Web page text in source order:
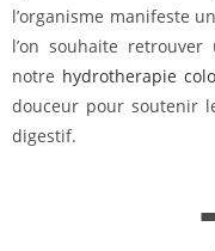
l’organisme manifeste
l’on souhaite
notre hydrotherapie
douceur pour soutenir
digestif.